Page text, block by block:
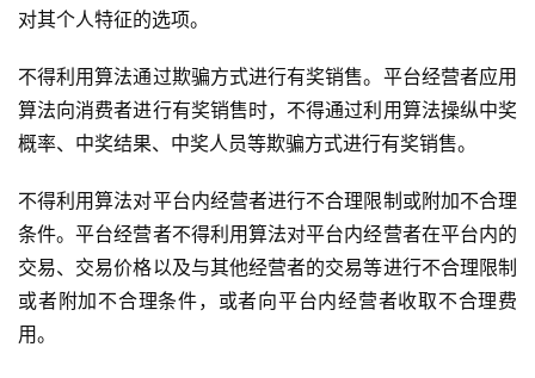
对其个人特征的选项。
不得利用算法通过欺骗方式进行有奖销售。平台经营者应用
算法向消费者进行有奖销售时，不得通过利用算法操纵中奖
概率、中奖结果、中奖人员等欺骗方式进行有奖销售。
不得利用算法对平台内经营者进行不合理限制或附加不合理
条件。平台经营者不得利用算法对平台内经营者在平台内的
交易、交易价格以及与其他经营者的交易等进行不合理限制
或者附加不合理条件，或者向平台内经营者收取不合理费
用。